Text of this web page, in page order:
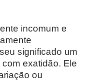
incomum e
significado um
exatidão. Ele
ou